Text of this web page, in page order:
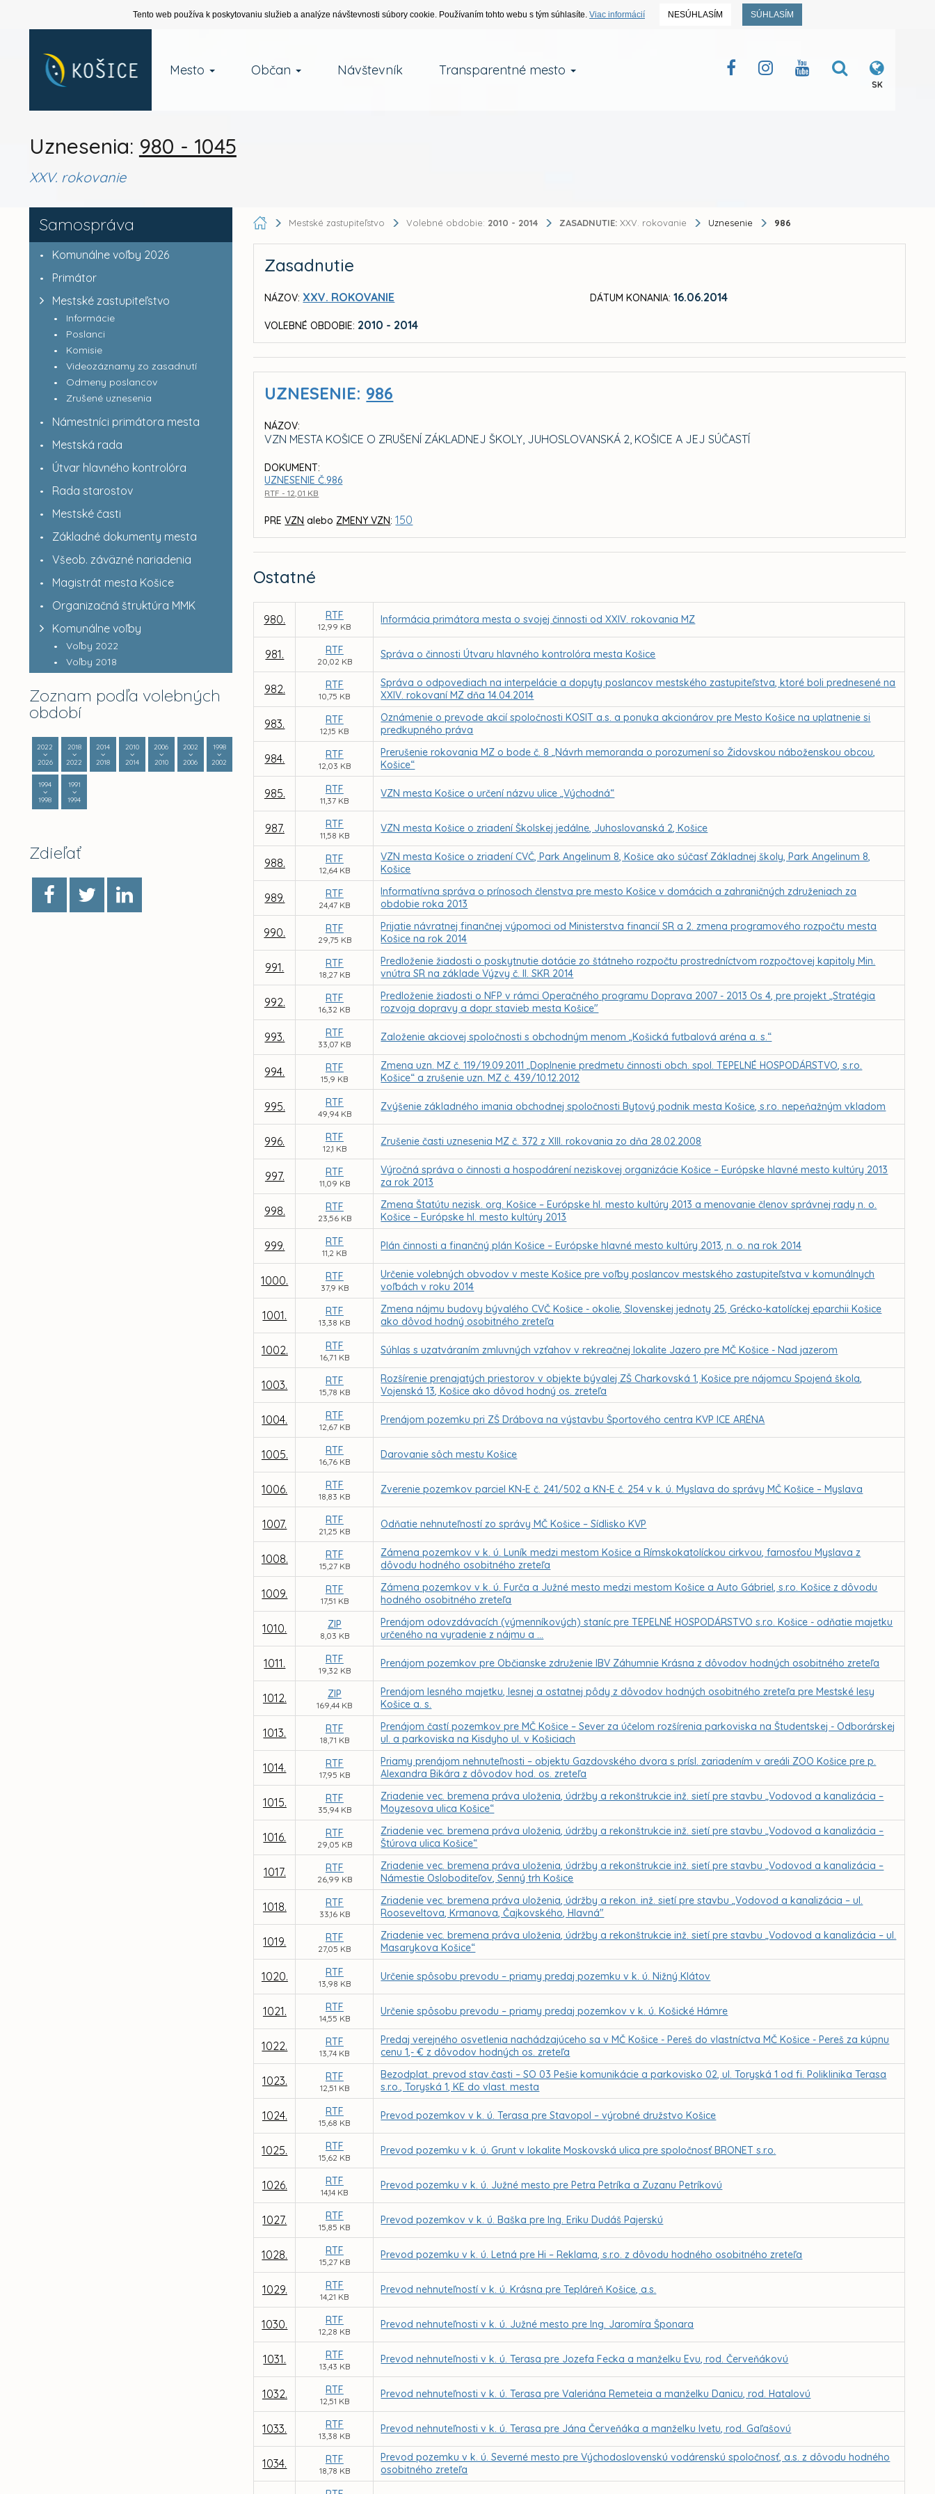
Tento web používa k poskytovaniu služieb a analýze návštevnosti súbory cookie. Používaním tohto webu s tým súhlasíte. Viac informácií NESÚHLASÍM SÚHLASÍM
Mesto Občan Návštevník Transparentné mesto
SK
Uznesenia: 980 - 1045
XXV. rokovanie
Samospráva
Komunálne voľby 2026
Primátor
Mestské zastupiteľstvo
Informácie
Poslanci
Komisie
Videozáznamy zo zasadnutí
Odmeny poslancov
Zrušené uznesenia
Námestníci primátora mesta
Mestská rada
Útvar hlavného kontrolóra
Rada starostov
Mestské časti
Základné dokumenty mesta
Všeob. záväzné nariadenia
Magistrát mesta Košice
Organizačná štruktúra MMK
Komunálne voľby
Voľby 2022
Voľby 2018
Zoznam podľa volebných
období
2022
2026
2018
2022
2014
2018
2010
2014
2006
2010
2002
2006
1998
2002
1994
1998
1991
1994
Zdieľať
Mestské zastupiteľstvo Volebné obdobie: 2010 - 2014 ZASADNUTIE: XXV. rokovanie Uznesenie 986
Zasadnutie
NÁZOV: XXV. ROKOVANIE
VOLEBNÉ OBDOBIE: 2010 - 2014
DÁTUM KONANIA: 16.06.2014
UZNESENIE: 986
NÁZOV:
VZN MESTA KOŠICE O ZRUŠENÍ ZÁKLADNEJ ŠKOLY, JUHOSLOVANSKÁ 2, KOŠICE A JEJ SÚČASTÍ
DOKUMENT:
UZNESENIE Č.986
RTF - 12,01 KB
PREVZN aleboZMENY VZN: 150
Ostatné
980. RTF
12,99 KB
Informácia primátora mesta o svojej činnosti od XXIV. rokovania MZ
981. RTF
20,02 KB
Správa o činnosti Útvaru hlavného kontrolóra mesta Košice
982. RTF
10,75 KB
Správa o odpovediach na interpelácie a dopyty poslancov mestského zastupiteľstva, ktoré boli prednesené na
XXIV. rokovaní MZ dňa 14.04.2014
983. RTF
12,15 KB
Oznámenie o prevode akcií spoločnosti KOSIT a.s. a ponuka akcionárov pre Mesto Košice na uplatnenie si
predkupného práva
984. RTF
12,03 KB
Prerušenie rokovania MZ o bode č. 8 „Návrh memoranda o porozumení so Židovskou náboženskou obcou,
Košice“
985. RTF
11,37 KB
VZN mesta Košice o určení názvu ulice „Východná“
987. RTF
11,58 KB
VZN mesta Košice o zriadení Školskej jedálne, Juhoslovanská 2, Košice
988. RTF
12,64 KB
VZN mesta Košice o zriadení CVČ, Park Angelinum 8, Košice ako súčasť Základnej školy, Park Angelinum 8,
Košice
989. RTF
24,47 KB
Informatívna správa o prínosoch členstva pre mesto Košice v domácich a zahraničných združeniach za
obdobie roka 2013
990. RTF
29,75 KB
Prijatie návratnej finančnej výpomoci od Ministerstva financií SR a 2. zmena programového rozpočtu mesta
Košice na rok 2014
991. RTF
18,27 KB
Predloženie žiadosti o poskytnutie dotácie zo štátneho rozpočtu prostredníctvom rozpočtovej kapitoly Min.
vnútra SR na základe Výzvy č. II. SKR 2014
992. RTF
16,32 KB
Predloženie žiadosti o NFP v rámci Operačného programu Doprava 2007 - 2013 Os 4, pre projekt „Stratégia
rozvoja dopravy a dopr. stavieb mesta Košice"
993. RTF
33,07 KB
Založenie akciovej spoločnosti s obchodným menom „Košická futbalová aréna a. s.“
994. RTF
15,9 KB
Zmena uzn. MZ č. 119/19.09.2011 „Doplnenie predmetu činnosti obch. spol. TEPELNÉ HOSPODÁRSTVO, s.r.o.
Košice“ a zrušenie uzn. MZ č. 439/10.12.2012
995. RTF
49,94 KB
Zvýšenie základného imania obchodnej spoločnosti Bytový podnik mesta Košice, s.r.o. nepeňažným vkladom
996. RTF
12,1 KB
Zrušenie časti uznesenia MZ č. 372 z XIII. rokovania zo dňa 28.02.2008
997. RTF
11,09 KB
Výročná správa o činnosti a hospodárení neziskovej organizácie Košice – Európske hlavné mesto kultúry 2013
za rok 2013
998. RTF
23,56 KB
Zmena Štatútu nezisk. org. Košice – Európske hl. mesto kultúry 2013 a menovanie členov správnej rady n. o.
Košice – Európske hl. mesto kultúry 2013
999. RTF
11,2 KB
Plán činnosti a finančný plán Košice – Európske hlavné mesto kultúry 2013, n. o. na rok 2014
1000. RTF
37,9 KB
Určenie volebných obvodov v meste Košice pre voľby poslancov mestského zastupiteľstva v komunálnych
voľbách v roku 2014
1001. RTF
13,38 KB
Zmena nájmu budovy bývalého CVČ Košice - okolie, Slovenskej jednoty 25, Grécko-katolíckej eparchii Košice
ako dôvod hodný osobitného zreteľa
1002. RTF
16,71 KB
Súhlas s uzatváraním zmluvných vzťahov v rekreačnej lokalite Jazero pre MČ Košice - Nad jazerom
1003. RTF
15,78 KB
Rozšírenie prenajatých priestorov v objekte bývalej ZŠ Charkovská 1, Košice pre nájomcu Spojená škola,
Vojenská 13, Košice ako dôvod hodný os. zreteľa
1004. RTF
12,67 KB
Prenájom pozemku pri ZŠ Drábova na výstavbu Športového centra KVP ICE ARÉNA
1005. RTF
16,76 KB
Darovanie sôch mestu Košice
1006. RTF
18,83 KB
Zverenie pozemkov parciel KN-E č. 241/502 a KN-E č. 254 v k. ú. Myslava do správy MČ Košice – Myslava
1007. RTF
21,25 KB
Odňatie nehnuteľností zo správy MČ Košice – Sídlisko KVP
1008. RTF
15,27 KB
Zámena pozemkov v k. ú. Luník medzi mestom Košice a Rímskokatolíckou cirkvou, farnosťou Myslava z
dôvodu hodného osobitného zreteľa
1009. RTF
17,51 KB
Zámena pozemkov v k. ú. Furča a Južné mesto medzi mestom Košice a Auto Gábriel, s.r.o. Košice z dôvodu
hodného osobitného zreteľa
1010. ZIP
8,03 KB
Prenájom odovzdávacích (výmenníkových) staníc pre TEPELNÉ HOSPODÁRSTVO s.r.o. Košice - odňatie majetku
určeného na vyradenie z nájmu a ...
1011. RTF
19,32 KB
Prenájom pozemkov pre Občianske združenie IBV Záhumnie Krásna z dôvodov hodných osobitného zreteľa
1012. ZIP
169,44 KB
Prenájom lesného majetku, lesnej a ostatnej pôdy z dôvodov hodných osobitného zreteľa pre Mestské lesy
Košice a. s.
1013. RTF
18,71 KB
Prenájom častí pozemkov pre MČ Košice – Sever za účelom rozšírenia parkoviska na Študentskej - Odborárskej
ul. a parkoviska na Kisdyho ul. v Košiciach
1014. RTF
17,95 KB
Priamy prenájom nehnuteľnosti – objektu Gazdovského dvora s prísl. zariadením v areáli ZOO Košice pre p.
Alexandra Bikára z dôvodov hod. os. zreteľa
1015. RTF
35,94 KB
Zriadenie vec. bremena práva uloženia, údržby a rekonštrukcie inž. sietí pre stavbu „Vodovod a kanalizácia –
Moyzesova ulica Košice“
1016. RTF
29,05 KB
Zriadenie vec. bremena práva uloženia, údržby a rekonštrukcie inž. sietí pre stavbu „Vodovod a kanalizácia –
Štúrova ulica Košice“
1017. RTF
26,99 KB
Zriadenie vec. bremena práva uloženia, údržby a rekonštrukcie inž. sietí pre stavbu „Vodovod a kanalizácia –
Námestie Osloboditeľov, Senný trh Košice
1018. RTF
33,16 KB
Zriadenie vec. bremena práva uloženia, údržby a rekon. inž. sietí pre stavbu „Vodovod a kanalizácia – ul.
Rooseveltova, Krmanova, Čajkovského, Hlavná"
1019. RTF
27,05 KB
Zriadenie vec. bremena práva uloženia, údržby a rekonštrukcie inž. sietí pre stavbu „Vodovod a kanalizácia – ul.
Masarykova Košice“
1020. RTF
13,98 KB
Určenie spôsobu prevodu – priamy predaj pozemku v k. ú. Nižný Klátov
1021. RTF
14,55 KB
Určenie spôsobu prevodu – priamy predaj pozemkov v k. ú. Košické Hámre
1022. RTF
13,74 KB
Predaj verejného osvetlenia nachádzajúceho sa v MČ Košice - Pereš do vlastníctva MČ Košice - Pereš za kúpnu
cenu 1,- € z dôvodov hodných os. zreteľa
1023. RTF
12,51 KB
Bezodplat. prevod stav.časti – SO 03 Pešie komunikácie a parkovisko 02, ul. Toryská 1 od fi. Poliklinika Terasa
s.r.o., Toryská 1, KE do vlast. mesta
1024. RTF
15,68 KB
Prevod pozemkov v k. ú. Terasa pre Stavopol – výrobné družstvo Košice
1025. RTF
15,62 KB
Prevod pozemku v k. ú. Grunt v lokalite Moskovská ulica pre spoločnosť BRONET s.r.o.
1026. RTF
14,14 KB
Prevod pozemku v k. ú. Južné mesto pre Petra Petríka a Zuzanu Petríkovú
1027. RTF
15,85 KB
Prevod pozemkov v k. ú. Baška pre Ing. Eriku Dudáš Pajerskú
1028. RTF
15,27 KB
Prevod pozemku v k. ú. Letná pre Hi – Reklama, s.r.o. z dôvodu hodného osobitného zreteľa
1029. RTF
14,21 KB
Prevod nehnuteľností v k. ú. Krásna pre Tepláreň Košice, a.s.
1030. RTF
12,28 KB
Prevod nehnuteľnosti v k. ú. Južné mesto pre Ing. Jaromíra Šponara
1031. RTF
13,43 KB
Prevod nehnuteľnosti v k. ú. Terasa pre Jozefa Fecka a manželku Evu, rod. Červeňákovú
1032. RTF
12,51 KB
Prevod nehnuteľnosti v k. ú. Terasa pre Valeriána Remeteia a manželku Danicu, rod. Hatalovú
1033. RTF
13,38 KB
Prevod nehnuteľnosti v k. ú. Terasa pre Jána Červeňáka a manželku Ivetu, rod. Gaľašovú
1034. RTF
18,78 KB
Prevod pozemku v k. ú. Severné mesto pre Východoslovenskú vodárenskú spoločnosť, a.s. z dôvodu hodného
osobitného zreteľa